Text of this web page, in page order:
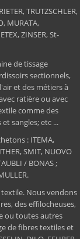
TRUTZSCHLER,
MURATA,
ZINSER, St-
de tissage
sectionnels,
et des métiers à
ratière ou avec
comme des
sangles; etc ...
: ITEMA,
SMIT, NUOVO
/ BONAS ;
textile. Nous vendons
des effilocheuses,
ou toutes autres
de fibres textiles et